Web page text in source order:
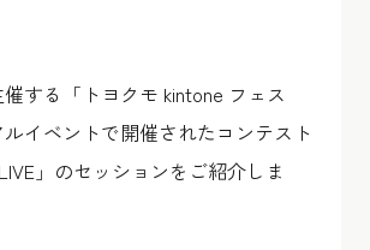
催する「トヨクモ kintone フェス
ルイベントで開催されたコンテスト
」のセッションをご紹介しま